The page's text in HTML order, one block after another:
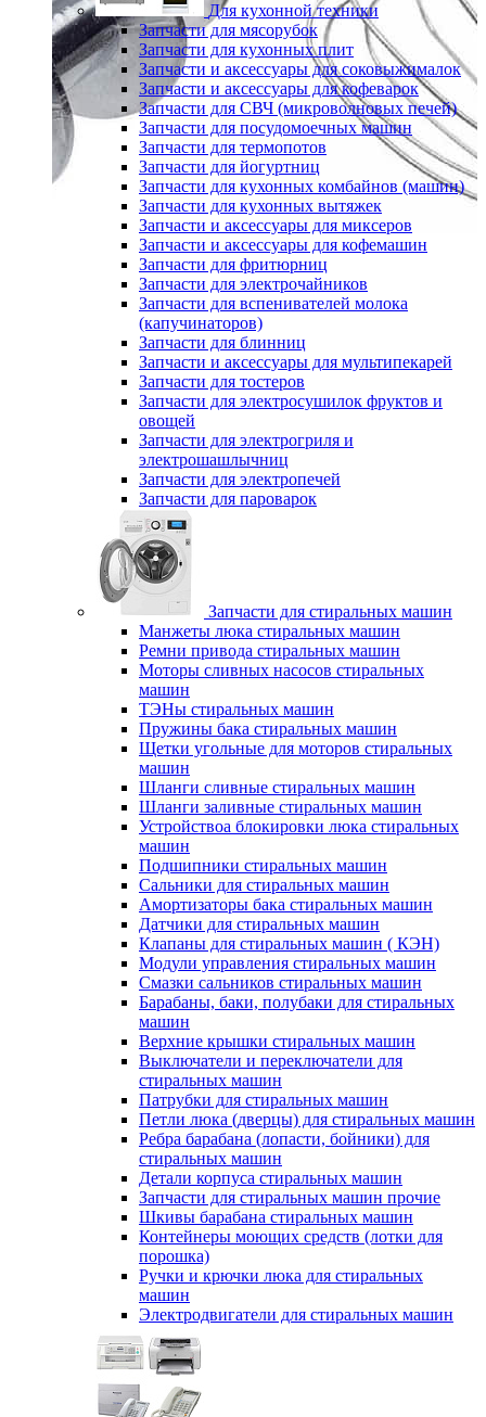
Для кухонной техники
Запчасти для мясорубок
Запчасти для кухонных плит
Запчасти и аксессуары для соковыжималок
Запчасти и аксессуары для кофеварок
Запчасти для СВЧ (микроволновых печей)
Запчасти для посудомоечных машин
Запчасти для термопотов
Запчасти для йогуртниц
Запчасти для кухонных комбайнов (машин)
Запчасти для кухонных вытяжек
Запчасти и аксессуары для миксеров
Запчасти и аксессуары для кофемашин
Запчасти для фритюрниц
Запчасти для электрочайников
Запчасти для вспенивателей молока
(капучинаторов)
Запчасти для блинниц
Запчасти и аксессуары для мультипекарей
Запчасти для тостеров
Запчасти для электросушилок фруктов и
овощей
Запчасти для электрогриля и
электрошашлычниц
Запчасти для электропечей
Запчасти для пароварок
Запчасти для стиральных машин
Манжеты люка стиральных машин
Ремни привода стиральных машин
Моторы сливных насосов стиральных
машин
ТЭНы стиральных машин
Пружины бака стиральных машин
Щетки угольные для моторов стиральных
машин
Шланги сливные стиральных машин
Шланги заливные стиральных машин
Устройствоа блокировки люка стиральных
машин
Подшипники стиральных машин
Сальники для стиральных машин
Амортизаторы бака стиральных машин
Датчики для стиральных машин
Клапаны для стиральных машин ( КЭН)
Модули управления стиральных машин
Смазки сальников стиральных машин
Барабаны, баки, полубаки для стиральных
машин
Верхние крышки стиральных машин
Выключатели и переключатели для
стиральных машин
Патрубки для стиральных машин
Петли люка (дверцы) для стиральных машин
Ребра барабана (лопасти, бойники) для
стиральных машин
Детали корпуса стиральных машин
Запчасти для стиральных машин прочие
Шкивы барабана стиральных машин
Контейнеры моющих средств (лотки для
порошка)
Ручки и крючки люка для стиральных
машин
Электродвигатели для стиральных машин